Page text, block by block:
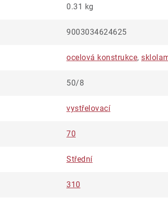
0.31 kg
9003034624625
ocelová konstrukce,
50/8
vystřelovací
70
Střední
310